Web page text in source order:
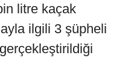
litre kaçak
ilgili 3 şüpheli